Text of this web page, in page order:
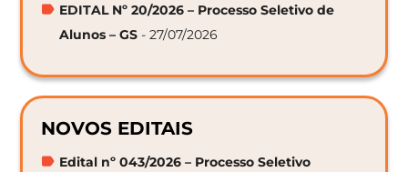
EDITAL Nº 20/2026 – Processo Seletivo de
Alunos – GS - 27/07/2026
NOVOS EDITAIS
Edital nº 043/2026 – Processo Seletivo